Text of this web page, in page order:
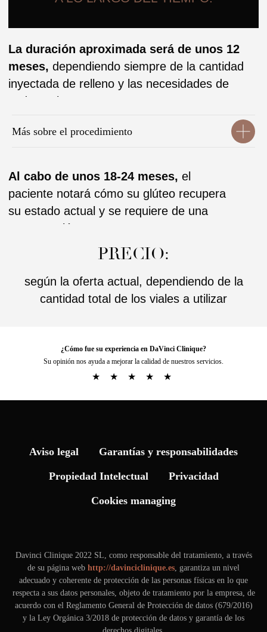
Más sobre el procedimiento
¿Cómo fue su experiencia en DaVinci Clinique?
Su opinión nos ayuda a mejorar la calidad de nuestros servicios.
★ ★ ★ ★ ★
Aviso legal Garantías y responsabilidades
Propiedad Intelectual Privacidad
Cookies managing
Davinci Clinique 2022 SL, como responsable del tratamiento, a través
de su página web http://davinciclinique.es, garantiza un nivel
adecuado y coherente de protección de las personas físicas en lo que
respecta a sus datos personales, objeto de tratamiento por la empresa, de
acuerdo con el Reglamento General de Protección de datos (679/2016)
y la Ley Orgánica 3/2018 de protección de datos y garantía de los